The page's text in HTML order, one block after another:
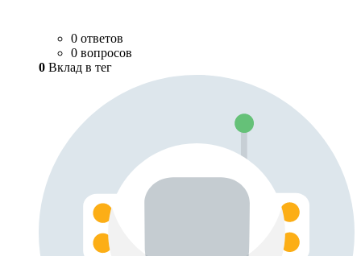
0 ответов
0 вопросов
0 Вклад в тег